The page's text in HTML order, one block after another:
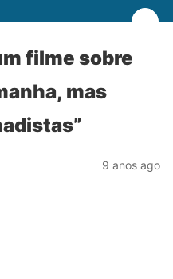
filme sobre
mas
9 anos ago